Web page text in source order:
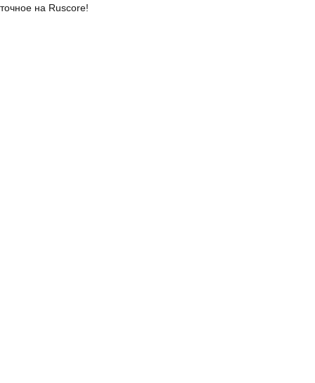
точное на Ruscore!